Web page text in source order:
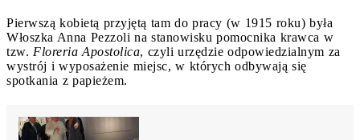
Pierwszą kobietą przyjętą tam do pracy (w 1915 roku) była
Włoszka Anna Pezzoli na stanowisku pomocnika krawca w
tzw. Floreria Apostolica, czyli urzędzie odpowiedzialnym za
wystrój i wyposażenie miejsc, w których odbywają się
spotkania z papieżem.